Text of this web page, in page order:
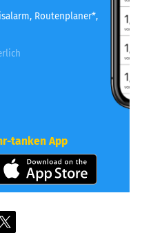
Routenplaner*,
tanken App